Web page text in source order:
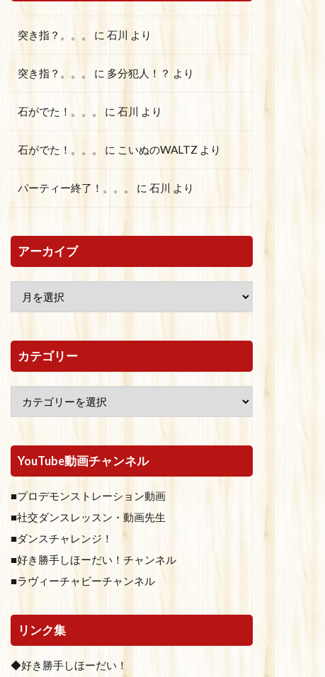
突き指？。。。 に 石川 より
突き指？。。。 に 多分犯人！？ より
石がでた！。。。 に 石川 より
石がでた！。。。 に こいぬのWALTZ より
パーティー終了！。。。 に 石川 より
アーカイブ
カテゴリー
YouTube動画チャンネル
■プロデモンストレーション動画
■社交ダンスレッスン・動画先生
■ダンスチャレンジ！
■好き勝手しほーだい！チャンネル
■ラヴィーチャビーチャンネル
リンク集
◆好き勝手しほーだい！